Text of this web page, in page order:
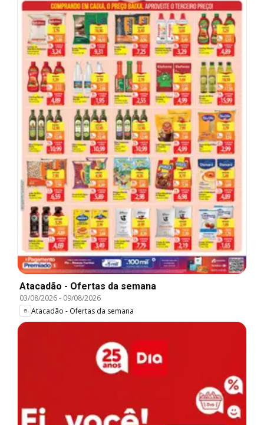
Atacadão - Ofertas da semana
03/08/2026- 09/08/2026
Atacadão - Ofertas da semana